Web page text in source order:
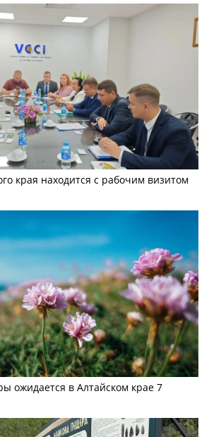
края находится с рабочим визитом
ожидается в Алтайском крае 7